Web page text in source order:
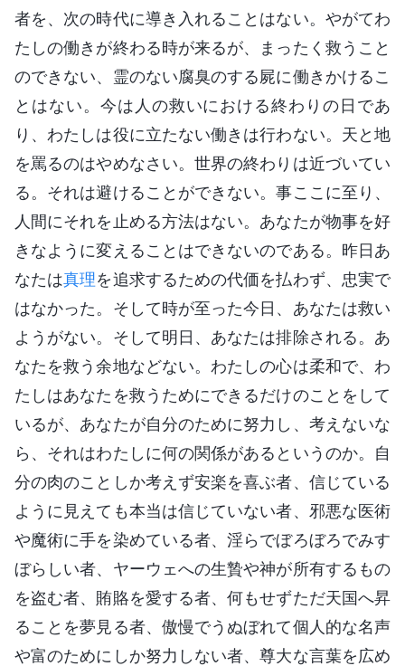
者を、次の時代に導き入れることはない。やがてわ
たしの働きが終わる時が来るが、まったく救うこと
のできない、霊のない腐臭のする屍に働きかけるこ
とはない。今は人の救いにおける終わりの日であ
り、わたしは役に立たない働きは行わない。天と地
を罵るのはやめなさい。世界の終わりは近づいてい
る。それは避けることができない。事ここに至り、
人間にそれを止める方法はない。あなたが物事を好
きなように変えることはできないのである。昨日あ
なたは真理を追求するための代価を払わず、忠実で
はなかった。そして時が至った今日、あなたは救い
ようがない。そして明日、あなたは排除される。あ
なたを救う余地などない。わたしの心は柔和で、わ
たしはあなたを救うためにできるだけのことをして
いるが、あなたが自分のために努力し、考えないな
ら、それはわたしに何の関係があるというのか。自
分の肉のことしか考えず安楽を喜ぶ者、信じている
ように見えても本当は信じていない者、邪悪な医術
や魔術に手を染めている者、淫らでぼろぼろでみす
ぼらしい者、ヤーウェへの生贄や神が所有するもの
を盗む者、賄賂を愛する者、何もせずただ天国へ昇
ることを夢見る者、傲慢でうぬぼれて個人的な名声
や富のためにしか努力しない者、尊大な言葉を広め